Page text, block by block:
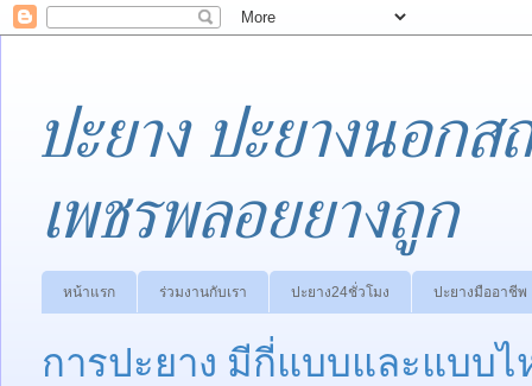
ปะยาง ปะยางนอก
เพชรพลอยยางถูก
หน้าแรก ร่วมงานกับเรา ปะยาง24ชั่วโมง ปะยางมืออาชีพ
การปะยาง มีกี่แบบและแบบ